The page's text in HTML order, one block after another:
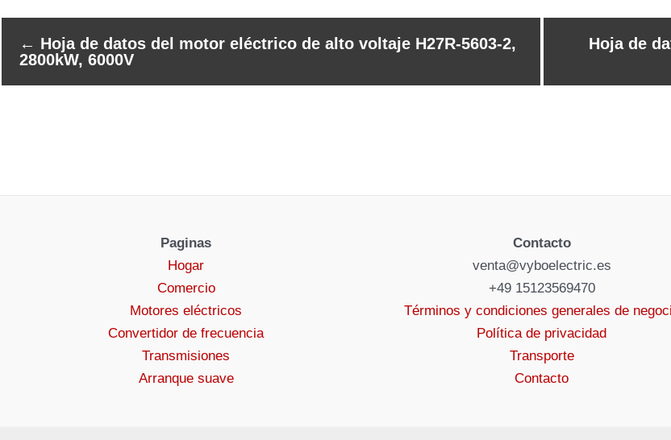
← Hoja de datos del motor eléctrico de alto voltaje H27R-5603-2,
2800kW, 6000V
Hoja de
Paginas
Hogar
Comercio
Motores eléctricos
Convertidor de frecuencia
Transmisiones
Arranque suave
Contacto
venta@vyboelectric.es
+49 15123569470
Términos y condiciones generales de
Política de privacidad
Transporte
Contacto